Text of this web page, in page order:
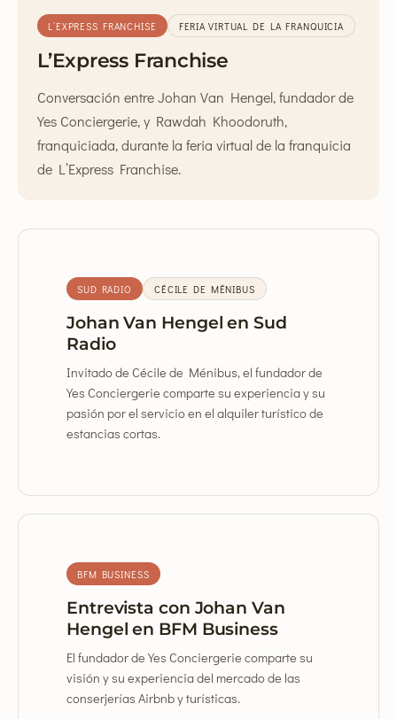
L’EXPRESS FRANCHISE FERIA VIRTUAL DE LA FRANQUICIA
L’Express Franchise
Conversación entre Johan Van Hengel, fundador de
Yes Conciergerie, y Rawdah Khoodoruth,
franquiciada, durante la feria virtual de la franquicia
de L’Express Franchise.
SUD RADIO CÉCILE DE MÉNIBUS
Johan Van Hengel en Sud
Radio
Invitado de Cécile de Ménibus, el fundador de
Yes Conciergerie comparte su experiencia y su
pasión por el servicio en el alquiler turístico de
estancias cortas.
BFM BUSINESS
Entrevista con Johan Van
Hengel en BFM Business
El fundador de Yes Conciergerie comparte su
visión y su experiencia del mercado de las
conserjerías Airbnb y turísticas.